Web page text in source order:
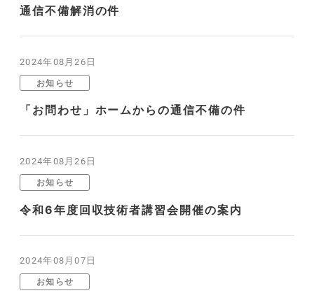
通信不備解消の件
2024年08月26日
お知らせ
「お問わせ」ホームからの通信不備の件
2024年08月26日
お知らせ
令和6年度回収技術者講習会開催の案内
2024年08月07日
お知らせ